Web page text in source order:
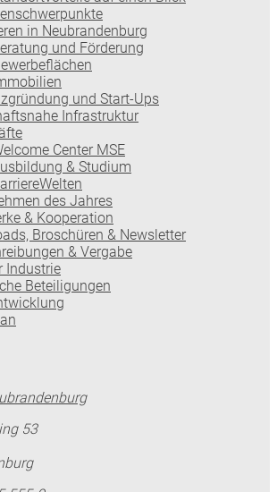
in Neubrandenburg
und Förderung
und Start-Ups
Infrastruktur
Center MSE
& Studium
des Jahres
& Kooperation
Broschüren & Newsletter
& Vergabe
Industrie
Beteiligungen
53